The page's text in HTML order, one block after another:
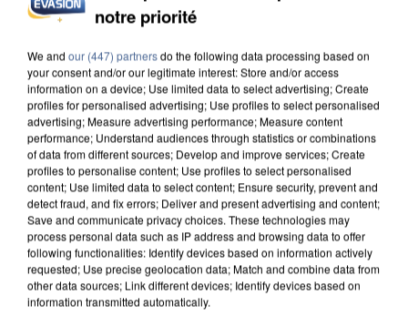
INCENDIES : L’ÎLE-DE-FRANCE LANCE UN ÉLAN
notre priorité
We and our (447) partnersdo the following data processing based on
your consent and/or our legitimate interest: Store and/or access
information on a device; Use limited data to select advertising; Create
profiles for personalised advertising; Use profiles to select personalised
advertising; Measure advertising performance; Measure content
performance; Understand audiences through statistics or combinations
of data from different sources; Develop and improve services; Create
profiles to personalise content; Use profiles to select personalised
content; Use limited data to select content; Ensure security, prevent and
detect fraud, and fix errors; Deliver and present advertising and content;
Save and communicate privacy choices. These technologies may
process personal data such as IP address and browsing data to offer
following functionalities: Identify devices based on information actively
requested; Use precise geolocation data; Match and combine data from
other data sources; Link different devices; Identify devices based on
information transmitted automatically.